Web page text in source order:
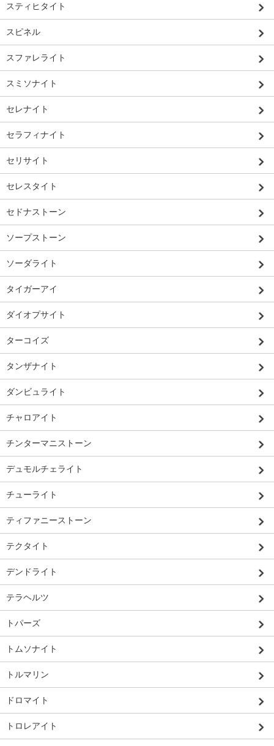
スティヒタイト
スピネル
スファレライト
スミソナイト
セレナイト
セラフィナイト
セリサイト
セレスタイト
セドナストーン
ソープストーン
ソーダライト
タイガーアイ
ダイオプサイト
ターコイズ
タンザナイト
ダンビュライト
チャロアイト
チンターマニストーン
デュモルチェライト
チューライト
ティファニーストーン
テクタイト
デンドライト
テラヘルツ
トパーズ
トムソナイト
トルマリン
ドロマイト
トロレアイト